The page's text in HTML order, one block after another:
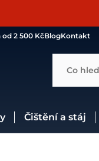
od 2 500 KčBlogKontakt
Co
Čištění a stáj